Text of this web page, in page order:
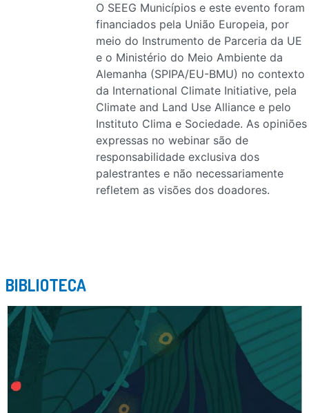
O SEEG Municípios e este evento foram
financiados pela União Europeia, por
meio do Instrumento de Parceria da UE
e o Ministério do Meio Ambiente da
Alemanha (SPIPA/EU-BMU) no contexto
da International Climate Initiative, pela
Climate and Land Use Alliance e pelo
Instituto Clima e Sociedade. As opiniões
expressas no webinar são de
responsabilidade exclusiva dos
palestrantes e não necessariamente
refletem as visões dos doadores.
BIBLIOTECA